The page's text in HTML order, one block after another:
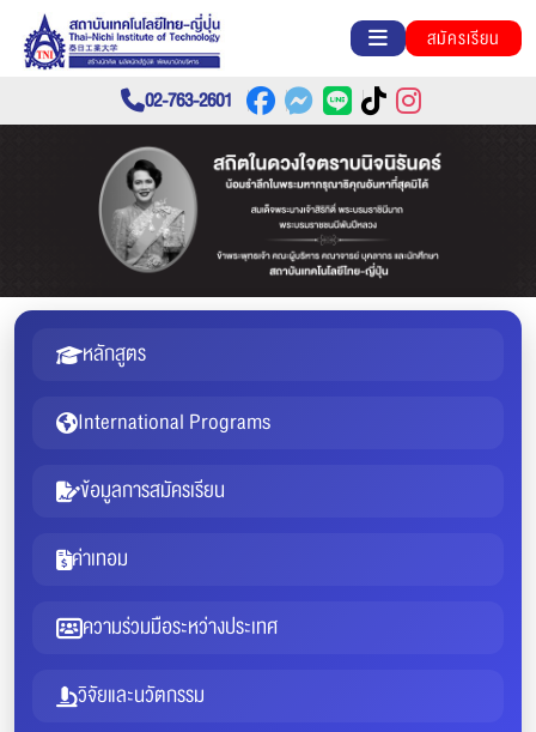
สมัครเรียน
02-763-2601
หลักสูตร
International Programs
ข้อมูลการสมัครเรียน
ค่าเทอม
ความร่วมมือระหว่างประเทศ
วิจัยและนวัตกรรม